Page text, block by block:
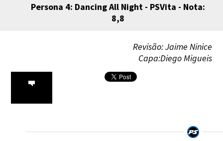
Persona 4: Dancing All Night - PSVita - Nota:
8,8
Revisão: Jaime Ninice
Capa:Diego Migueis